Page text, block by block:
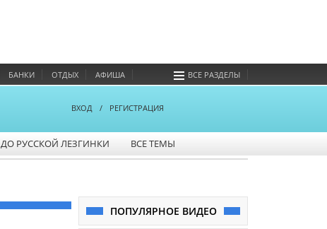
БАНКИ ОТДЫХ АФИША ВСЕ РАЗДЕЛЫ
ВХОД / РЕГИСТРАЦИЯ
РУССКОЙ ЛЕЗГИНКИ ВСЕ ТЕМЫ
ПОПУЛЯРНОЕ ВИДЕО